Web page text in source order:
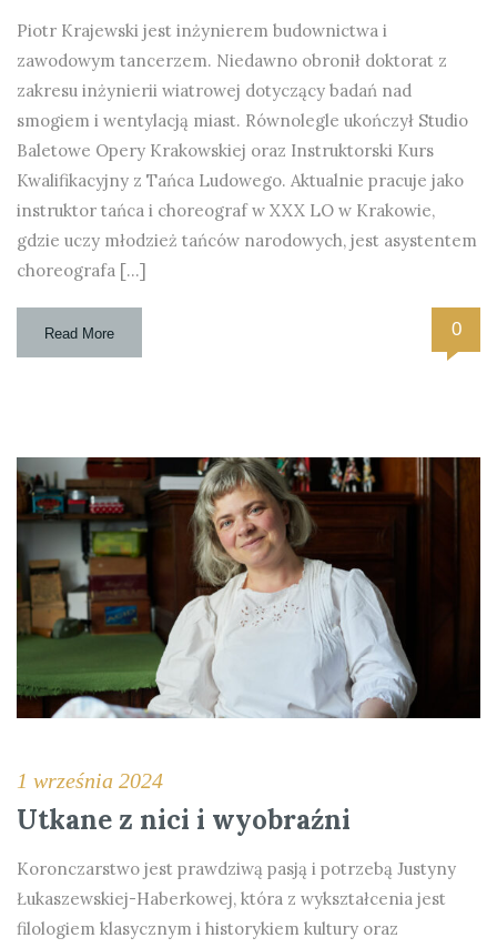
Piotr Krajewski jest inżynierem budownictwa i
zawodowym tancerzem. Niedawno obronił doktorat z
zakresu inżynierii wiatrowej dotyczący badań nad
smogiem i wentylacją miast. Równolegle ukończył Studio
Baletowe Opery Krakowskiej oraz Instruktorski Kurs
Kwalifikacyjny z Tańca Ludowego. Aktualnie pracuje jako
instruktor tańca i choreograf w XXX LO w Krakowie,
gdzie uczy młodzież tańców narodowych, jest asystentem
choreografa […]
Read More 0
1 września 2024
Utkane z nici i wyobraźni
Koronczarstwo jest prawdziwą pasją i potrzebą Justyny
Łukaszewskiej-Haberkowej, która z wykształcenia jest
filologiem klasycznym i historykiem kultury oraz